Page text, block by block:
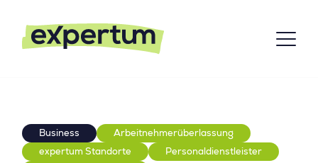
Business
Arbeitnehmerüberlassung
expertum Standorte
Personaldienstleister